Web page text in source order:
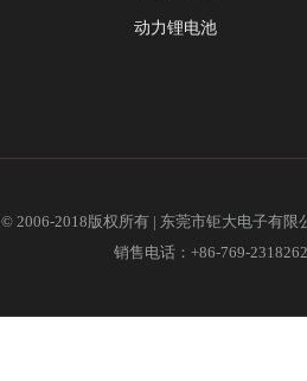
动力锂电池
© 2006-2018版权所有 | 东莞市钜大电子有
销售电话：+86-769-